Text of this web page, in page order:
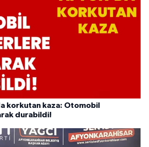
korkutan kaza: Otomobil
durabildi!